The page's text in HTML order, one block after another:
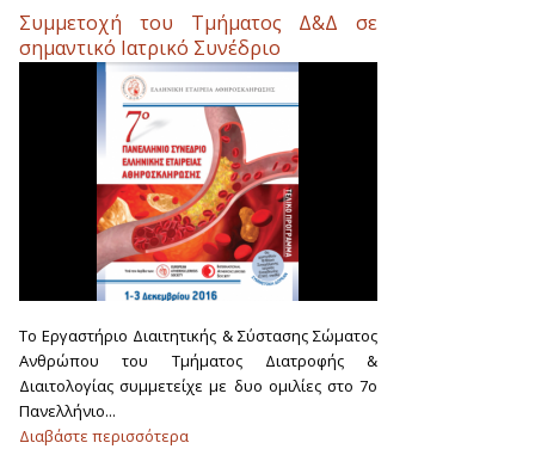
Συμμετοχή του Τμήματος Δ&Δ σε
σημαντικό Ιατρικό Συνέδριο
Το Εργαστήριο Διαιτητικής & Σύστασης Σώματος
Ανθρώπου του Τμήματος Διατροφής &
Διαιτολογίας συμμετείχε με δυο ομιλίες στο 7ο
Πανελλήνιο...
Διαβάστε περισσότερα
Σελίδες